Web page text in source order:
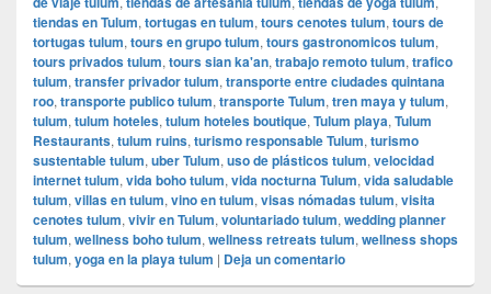
tiendas en Tulum, tortugas en tulum, tours cenotes tulum, tours de
tortugas tulum, tours en grupo tulum, tours gastronomicos tulum,
tours privados tulum, tours sian ka'an, trabajo remoto tulum, trafico
tulum, transfer privador tulum, transporte entre ciudades quintana
roo, transporte publico tulum, transporte Tulum, tren maya y tulum,
tulum, tulum hoteles, tulum hoteles boutique, Tulum playa, Tulum
Restaurants, tulum ruins, turismo responsable Tulum, turismo
sustentable tulum, uber Tulum, uso de plásticos tulum, velocidad
internet tulum, vida boho tulum, vida nocturna Tulum, vida saludable
tulum, villas en tulum, vino en tulum, visas nómadas tulum, visita
cenotes tulum, vivir en Tulum, voluntariado tulum, wedding planner
tulum, wellness boho tulum, wellness retreats tulum, wellness shops
tulum, yoga en la playa tulum | Deja un comentario